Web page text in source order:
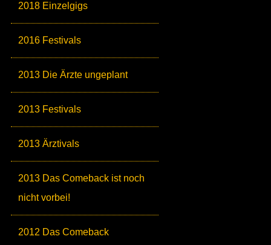
2018 Einzelgigs
2016 Festivals
2013 Die Ärzte ungeplant
2013 Festivals
2013 Ärztivals
2013 Das Comeback ist noch
nicht vorbei!
2012 Das Comeback